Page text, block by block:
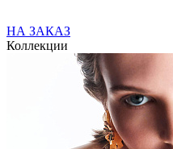
НА ЗАКАЗ
Коллекции